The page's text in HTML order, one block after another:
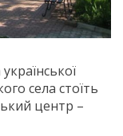
села стоїть
центр –